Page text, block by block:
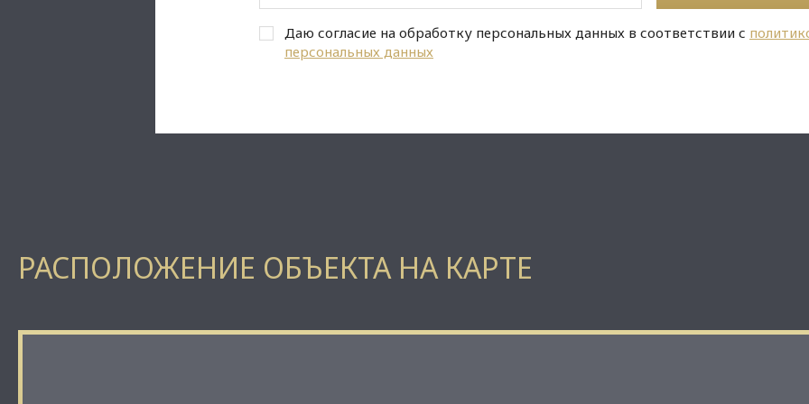
Даю согласие на обработку персональных данных в соответствии с
персональных данных
РАСПОЛОЖЕНИЕ ОБЪЕКТА НА КАРТЕ